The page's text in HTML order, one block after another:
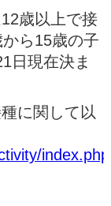
歳以上で接
ら15歳の子
日現在決ま
に関して以